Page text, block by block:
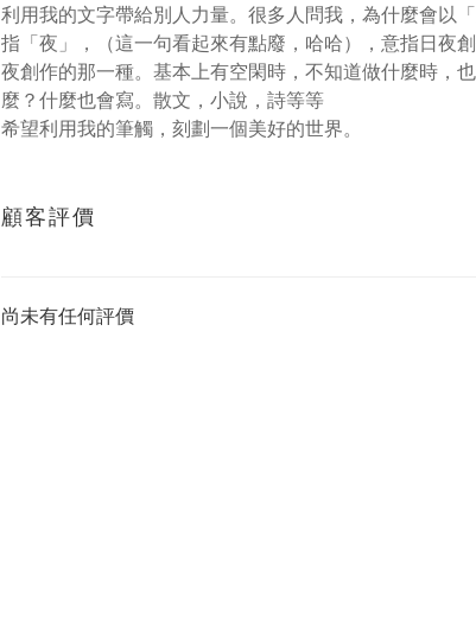
利用我的文字帶給別人力量。很多人問我，為什麼會以
指「夜」，（這一句看起來有點廢，哈哈），意指日夜
夜創作的那一種。基本上有空閑時，不知道做什麼時，
麼？什麼也會寫。散文，小說，詩等等
希望利用我的筆觸，刻劃一個美好的世界。
顧客評價
尚未有任何評價